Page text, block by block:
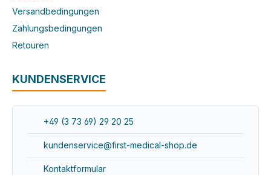
Versandbedingungen
Zahlungsbedingungen
Retouren
KUNDENSERVICE
+49 (3 73 69) 29 20 25
kundenservice@first-medical-shop.de
Kontaktformular